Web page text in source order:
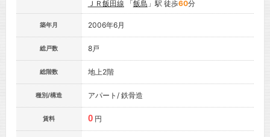
ＪＲ飯田線 「飯島 」駅 徒歩60分
築年月 2006年6月
総戸数 8戸
総階数 地上2階
種別/構造 アパート/ 鉄骨造
賃料 0 円